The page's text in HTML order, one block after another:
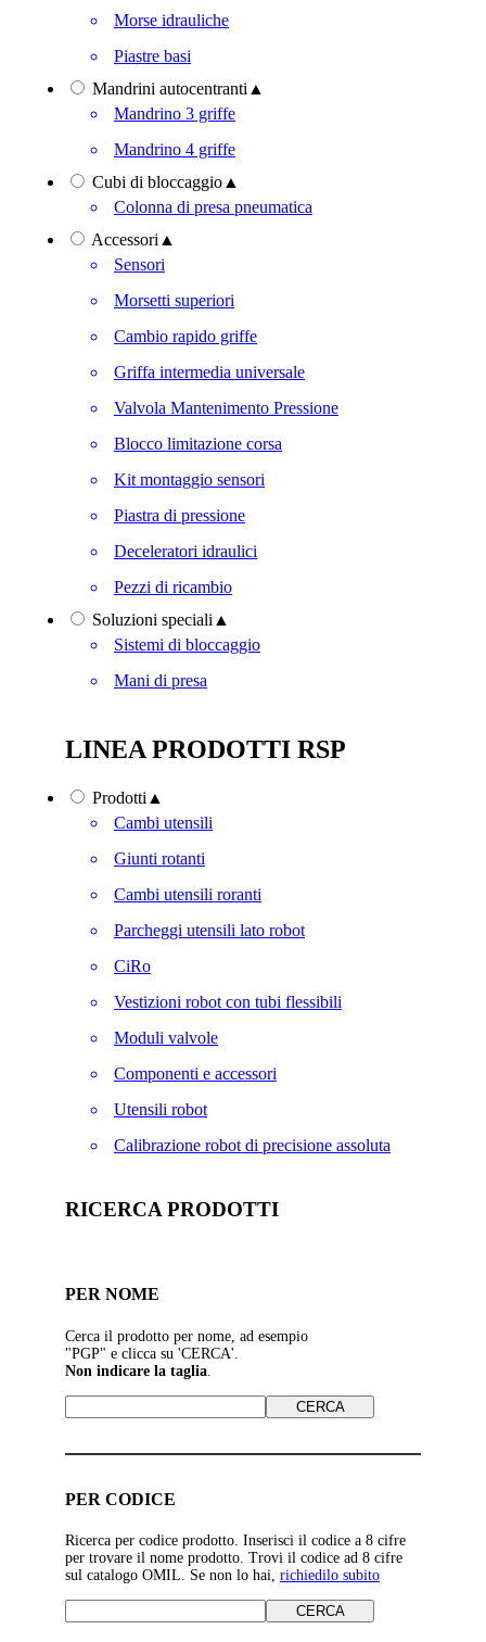
Morse idrauliche
Piastre basi
Mandrini autocentranti ▲
Mandrino 3 griffe
Mandrino 4 griffe
Cubi di bloccaggio ▲
Colonna di presa pneumatica
Accessori ▲
Sensori
Morsetti superiori
Cambio rapido griffe
Griffa intermedia universale
Valvola Mantenimento Pressione
Blocco limitazione corsa
Kit montaggio sensori
Piastra di pressione
Deceleratori idraulici
Pezzi di ricambio
Soluzioni speciali ▲
Sistemi di bloccaggio
Mani di presa
LINEA PRODOTTI RSP
Prodotti ▲
Cambi utensili
Giunti rotanti
Cambi utensili roranti
Parcheggi utensili lato robot
CiRo
Vestizioni robot con tubi flessibili
Moduli valvole
Componenti e accessori
Utensili robot
Calibrazione robot di precisione assoluta
RICERCA PRODOTTI
PER NOME
Cerca il prodotto per nome, ad esempio
"PGP" e clicca su 'CERCA'.
Non indicare la taglia
PER CODICE
Ricerca per codice prodotto. Inserisci il codice a 8 cifre
per trovare il nome prodotto. Trovi il codice ad 8 cifre
sul catalogo OMIL. Se non lo hai, richiedilo subito